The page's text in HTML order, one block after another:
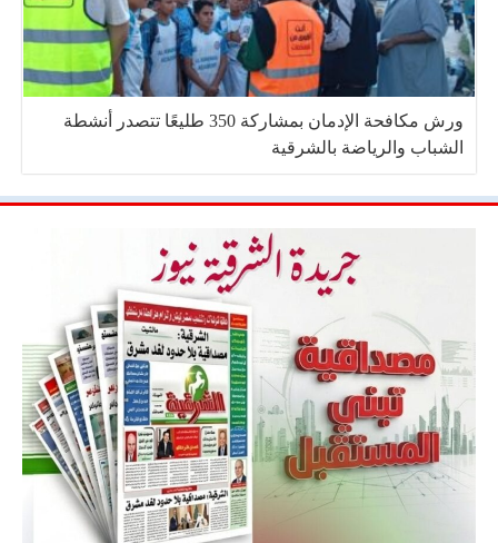
ورش مكافحة الإدمان بمشاركة 350 طليعًا تتصدر أنشطة
الشباب والرياضة بالشرقية